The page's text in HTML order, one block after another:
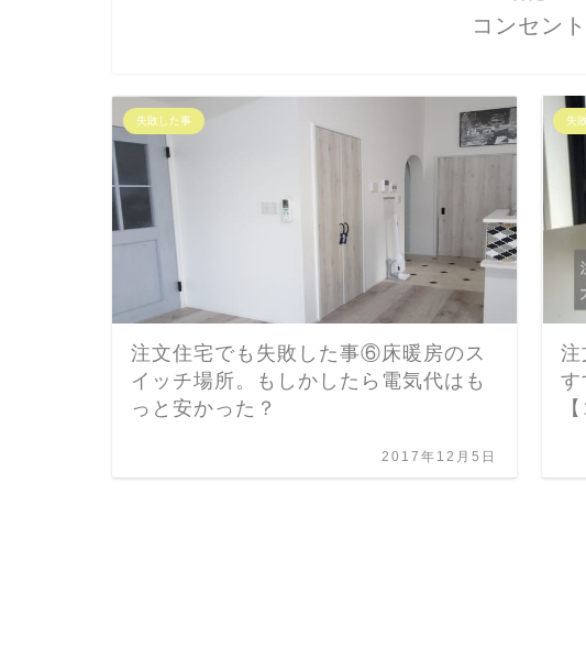
コンセント
失敗した事
注文住宅でも失敗した事⑥床暖房のス
イッチ場所。もしかしたら電気代はも
っと安かった？
2017年12月5日
失
す